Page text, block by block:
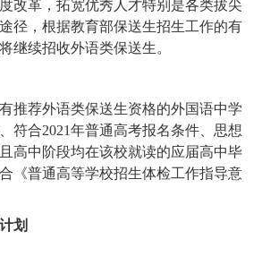
改革，拓宽优秀人才特别是各类拔尖
径，根据教育部保送生招生工作的有
继续招收外语类保送生。
推荐外语类保送生资格的外国语中学
符合2021年普通高考报名条件、思想
高中阶段均在该校就读的应届高中毕
《普通高等学校招生体检工作指导意
划